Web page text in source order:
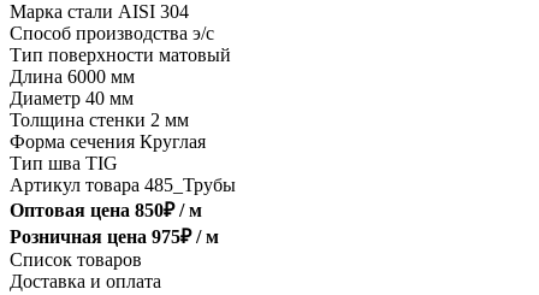
Марка стали AISI 304
Способ производства э/с
Тип поверхности матовый
Длина 6000 мм
Диаметр 40 мм
Толщина стенки 2 мм
Форма сечения Круглая
Тип шва TIG
Артикул товара 485_Трубы
Оптовая цена 850₽ /м
Розничная цена 975₽ /м
Список товаров
Доставка и оплата